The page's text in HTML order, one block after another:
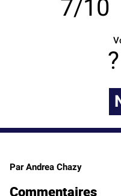
7/10
Par Andrea Chazy
Commentaires